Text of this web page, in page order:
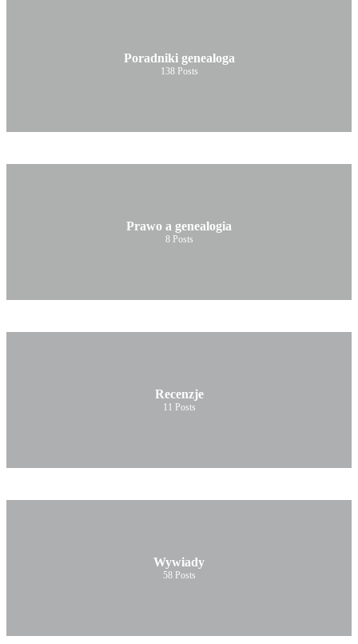
Poradniki genealoga
138 Posts
Prawo a genealogia
8 Posts
Recenzje
11 Posts
Wywiady
58 Posts